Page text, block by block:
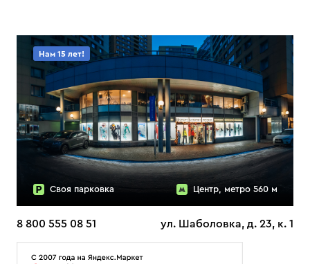
Нам 15 лет!
Своя парковка Центр, метро 560 м
8 800 555 08 51 ул. Шаболовка, д. 23, к. 1